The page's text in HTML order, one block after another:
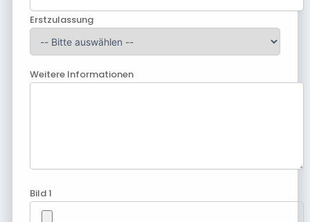
Erstzulassung
Weitere Informationen
Bild 1